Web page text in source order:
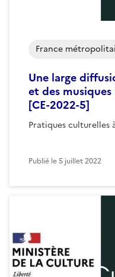
Une large
et des
[CE-2022-5]
Pratiques culturelles
France
Publié le5 juillet 2022